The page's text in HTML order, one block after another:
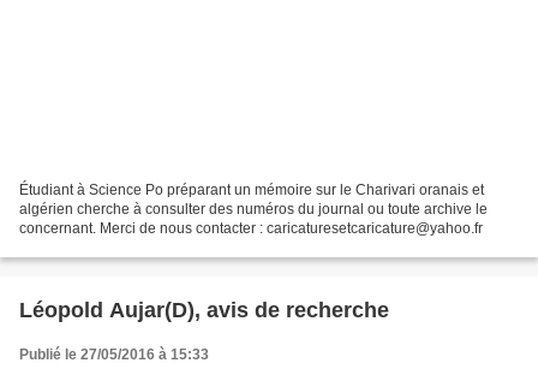
Étudiant à Science Po préparant un mémoire sur le Charivari oranais et
algérien cherche à consulter des numéros du journal ou toute archive le
concernant. Merci de nous contacter : caricaturesetcaricature@yahoo.fr
Léopold Aujar(D), avis de recherche
Publié le 27/05/2016 à 15:33